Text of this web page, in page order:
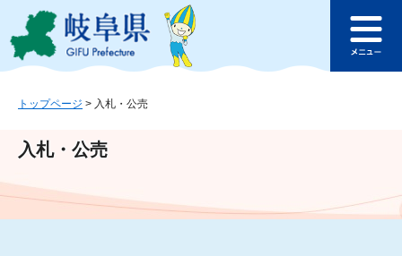
ジ
ュ
文
このページの本文へ
ュ
トップページ > 入札・公売
入札・公売